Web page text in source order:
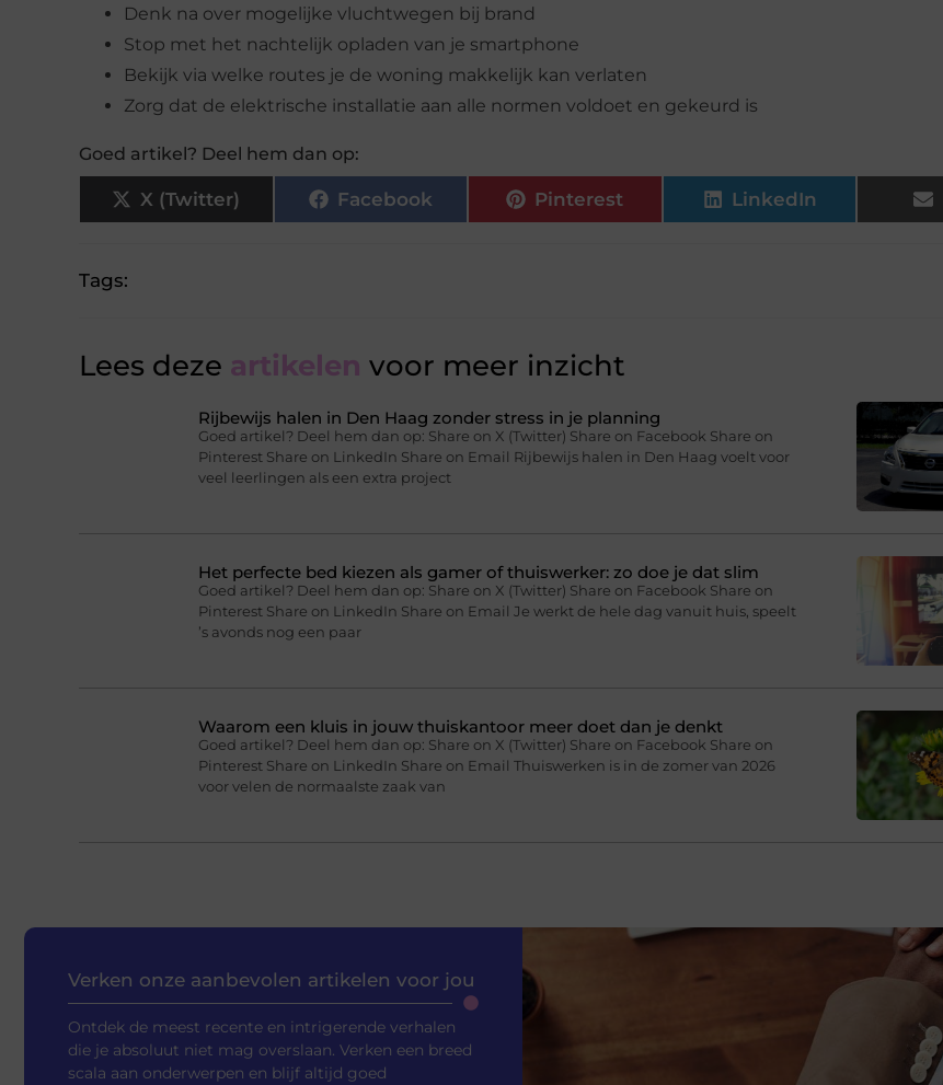
Denk na over mogelijke vluchtwegen bij brand
Stop met het nachtelijk opladen van je smartphone
Bekijk via welke routes je de woning makkelijk kan verlaten
Zorg dat de elektrische installatie aan alle normen voldoet en gekeurd is
Goed artikel? Deel hem dan op:
X (Twitter) Facebook Pinterest LinkedIn
Tags:
Lees deze artikelen voor meer inzicht
Rijbewijs halen in Den Haag zonder stress in je planning
Goed artikel? Deel hem dan op: Share on X (Twitter) Share on Facebook Share on
Pinterest Share on LinkedIn Share on Email Rijbewijs halen in Den Haag voelt voor
veel leerlingen als een extra project
Het perfecte bed kiezen als gamer of thuiswerker: zo doe je dat slim
Goed artikel? Deel hem dan op: Share on X (Twitter) Share on Facebook Share on
Pinterest Share on LinkedIn Share on Email Je werkt de hele dag vanuit huis, speelt
’s avonds nog een paar
Waarom een kluis in jouw thuiskantoor meer doet dan je denkt
Goed artikel? Deel hem dan op: Share on X (Twitter) Share on Facebook Share on
Pinterest Share on LinkedIn Share on Email Thuiswerken is in de zomer van 2026
voor velen de normaalste zaak van
Verken onze aanbevolen artikelen voor jou
Ontdek de meest recente en intrigerende verhalen
die je absoluut niet mag overslaan. Verken een breed
scala aan onderwerpen en blijf altijd goed